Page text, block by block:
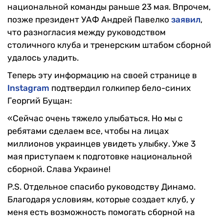
национальной команды раньше 23 мая. Впрочем,
позже президент УАФ Андрей Павелко заявил,
что разногласия между руководством
столичного клуба и тренерским штабом сборной
удалось уладить.
Теперь эту информацию на своей странице в
Instagram подтвердил голкипер бело-синих
Георгий Бущан:
«Сейчас очень тяжело улыбаться. Но мы с
ребятами сделаем все, чтобы на лицах
миллионов украинцев увидеть улыбку. Уже 3
мая приступаем к подготовке национальной
сборной. Слава Украине!
P.S. Отдельное спасибо руководству Динамо.
Благодаря условиям, которые создает клуб, у
меня есть возможность помогать сборной на